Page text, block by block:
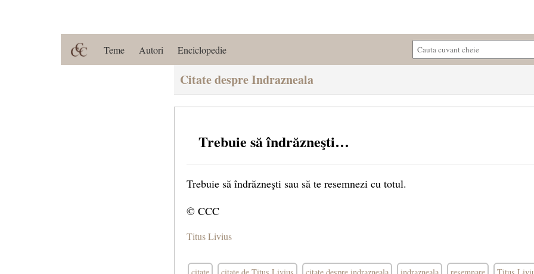
Teme Autori Enciclopedie
Citate despre Indrazneala
Trebuie să îndrăzneşti…
Trebuie să îndrăzneşti sau să te resemnezi cu totul.
© CCC
Titus Livius